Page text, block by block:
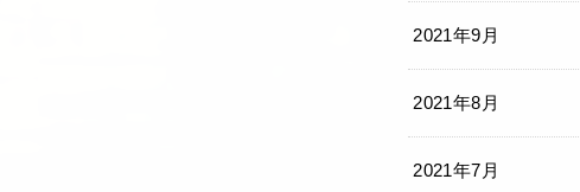
2021年9月
2021年8月
2021年7月